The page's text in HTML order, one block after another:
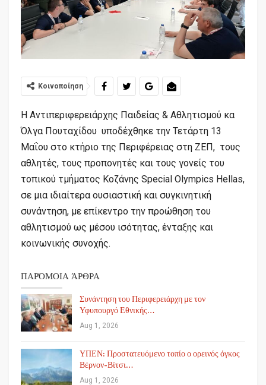
Κοινοποίηση
Η Αντιπεριφερειάρχης Παιδείας & Αθλητισμού κα
Όλγα Πουταχίδου υποδέχθηκε την Τετάρτη 13
Μαΐου στο κτήριο της Περιφέρειας στη ΖΕΠ, τους
αθλητές, τους προπονητές και τους γονείς του
τοπικού τμήματος Κοζάνης Special Olympics Hellas,
σε μια ιδιαίτερα ουσιαστική και συγκινητική
συνάντηση, με επίκεντρο την προώθηση του
αθλητισμού ως μέσου ισότητας, ένταξης και
κοινωνικής συνοχής.
ΠΑΡΌΜΟΙΑ ΆΡΘΡΑ
Συνάντηση του Περιφερειάρχη με τον
Υφυπουργό Εθνικής…
Aug 1, 2026
ΥΠΕΝ: Προστατευόμενο τοπίο ο ορεινός όγκος
Βέρνον-Βίτσι…
Aug 1, 2026